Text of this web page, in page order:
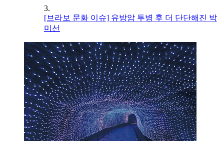
3.
[브라보 문화 이슈] 유방암 투병 후 더 단단해진 박
미선